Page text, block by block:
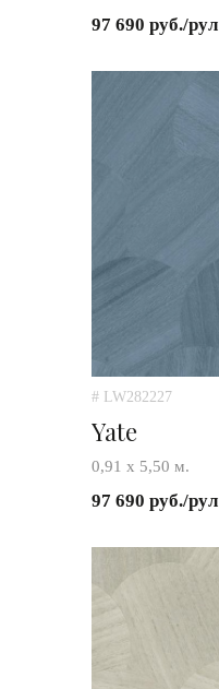
97 690 руб./рул
# LW282227
Yate
0,91 х 5,50 м.
97 690 руб./рул